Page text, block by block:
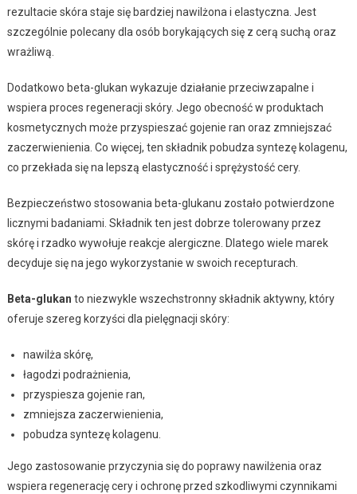
rezultacie skóra staje się bardziej nawilżona i elastyczna. Jest
szczególnie polecany dla osób borykających się z cerą suchą oraz
wrażliwą.
Dodatkowo beta-glukan wykazuje działanie przeciwzapalne i
wspiera proces regeneracji skóry. Jego obecność w produktach
kosmetycznych może przyspieszać gojenie ran oraz zmniejszać
zaczerwienienia. Co więcej, ten składnik pobudza syntezę kolagenu,
co przekłada się na lepszą elastyczność i sprężystość cery.
Bezpieczeństwo stosowania beta-glukanu zostało potwierdzone
licznymi badaniami. Składnik ten jest dobrze tolerowany przez
skórę i rzadko wywołuje reakcje alergiczne. Dlatego wiele marek
decyduje się na jego wykorzystanie w swoich recepturach.
Beta-glukan to niezwykle wszechstronny składnik aktywny, który
oferuje szereg korzyści dla pielęgnacji skóry:
nawilża skórę,
łagodzi podrażnienia,
przyspiesza gojenie ran,
zmniejsza zaczerwienienia,
pobudza syntezę kolagenu.
Jego zastosowanie przyczynia się do poprawy nawilżenia oraz
wspiera regenerację cery i ochronę przed szkodliwymi czynnikami